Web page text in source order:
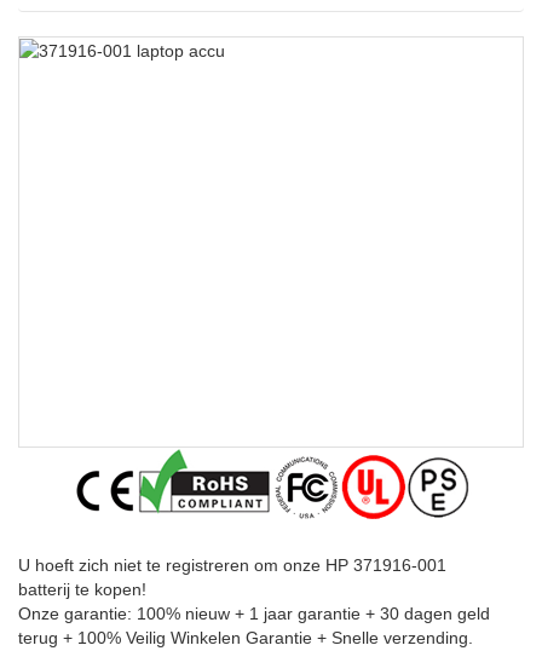
U hoeft zich niet te registreren om onze HP 371916-001
batterij te kopen!
Onze garantie: 100% nieuw + 1 jaar garantie + 30 dagen geld
terug + 100% Veilig Winkelen Garantie + Snelle verzending.